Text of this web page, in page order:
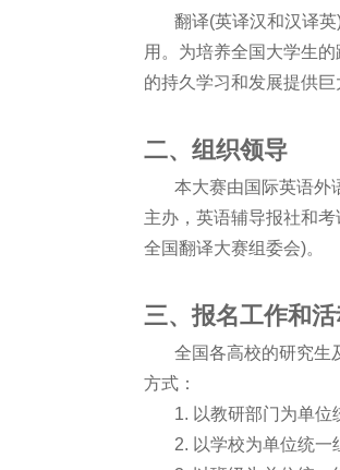
翻译(英译汉和汉译英)
用。为培养全国大学生
的持久学习和发展提供
二、组织领导
本大赛由国际英语外语
主办，英语辅导报社和
全国翻译大赛组委会)。
三、报名工作和
全国各高校的研究生及
方式：
1. 以教研部门为单位
2. 以学校为单位统一